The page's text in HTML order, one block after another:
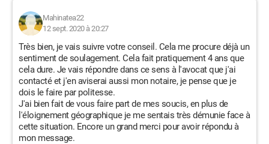
Mahinatea22
12 sept. 2020 à 20:27
Très bien, je vais suivre votre conseil. Cela me procure déjà un
sentiment de soulagement. Cela fait pratiquement 4 ans que
cela dure. Je vais répondre dans ce sens à l'avocat que j'ai
contacté et j'en aviserai aussi mon notaire, je pense que je
dois le faire par politesse.
J'ai bien fait de vous faire part de mes soucis, en plus de
l'éloignement géographique je me sentais très démunie face à
cette situation. Encore un grand merci pour avoir répondu à
mon message.